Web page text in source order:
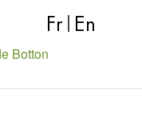
Fr En
Botton